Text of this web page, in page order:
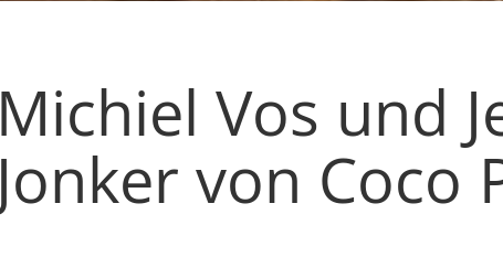
Michiel Vos und
Jonker von Coco